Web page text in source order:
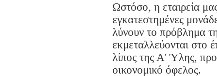
Ωστόσο, η εταιρεία
εγκατεστημένες
λύνουν το πρόβλημα
εκμεταλλεύονται στο
λίπος της Α' Ύλης,
οικονομικό όφελος.